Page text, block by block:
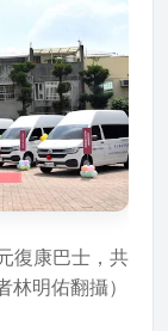
復康巴士，共
明佑翻攝）